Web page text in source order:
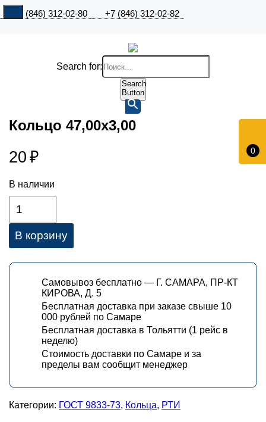
+7 (846) 312-02-80 +7 (846) 312-02-82
0
Search for:
Search
Button
Кольцо 47,00х3,00
20 ₽
В наличии
В корзину
Самовывоз бесплатно — Г. САМАРА, ПР-КТ
КИРОВА, Д. 5
Бесплатная доставка при заказе свыше 10
000 рублей по Самаре
Бесплатная доставка в Тольятти (1 рейс в
неделю)
Стоимость доставки по Самаре и за
пределы вам сообщит менеджер
Категории: ГОСТ 9833-73, Кольца, РТИ